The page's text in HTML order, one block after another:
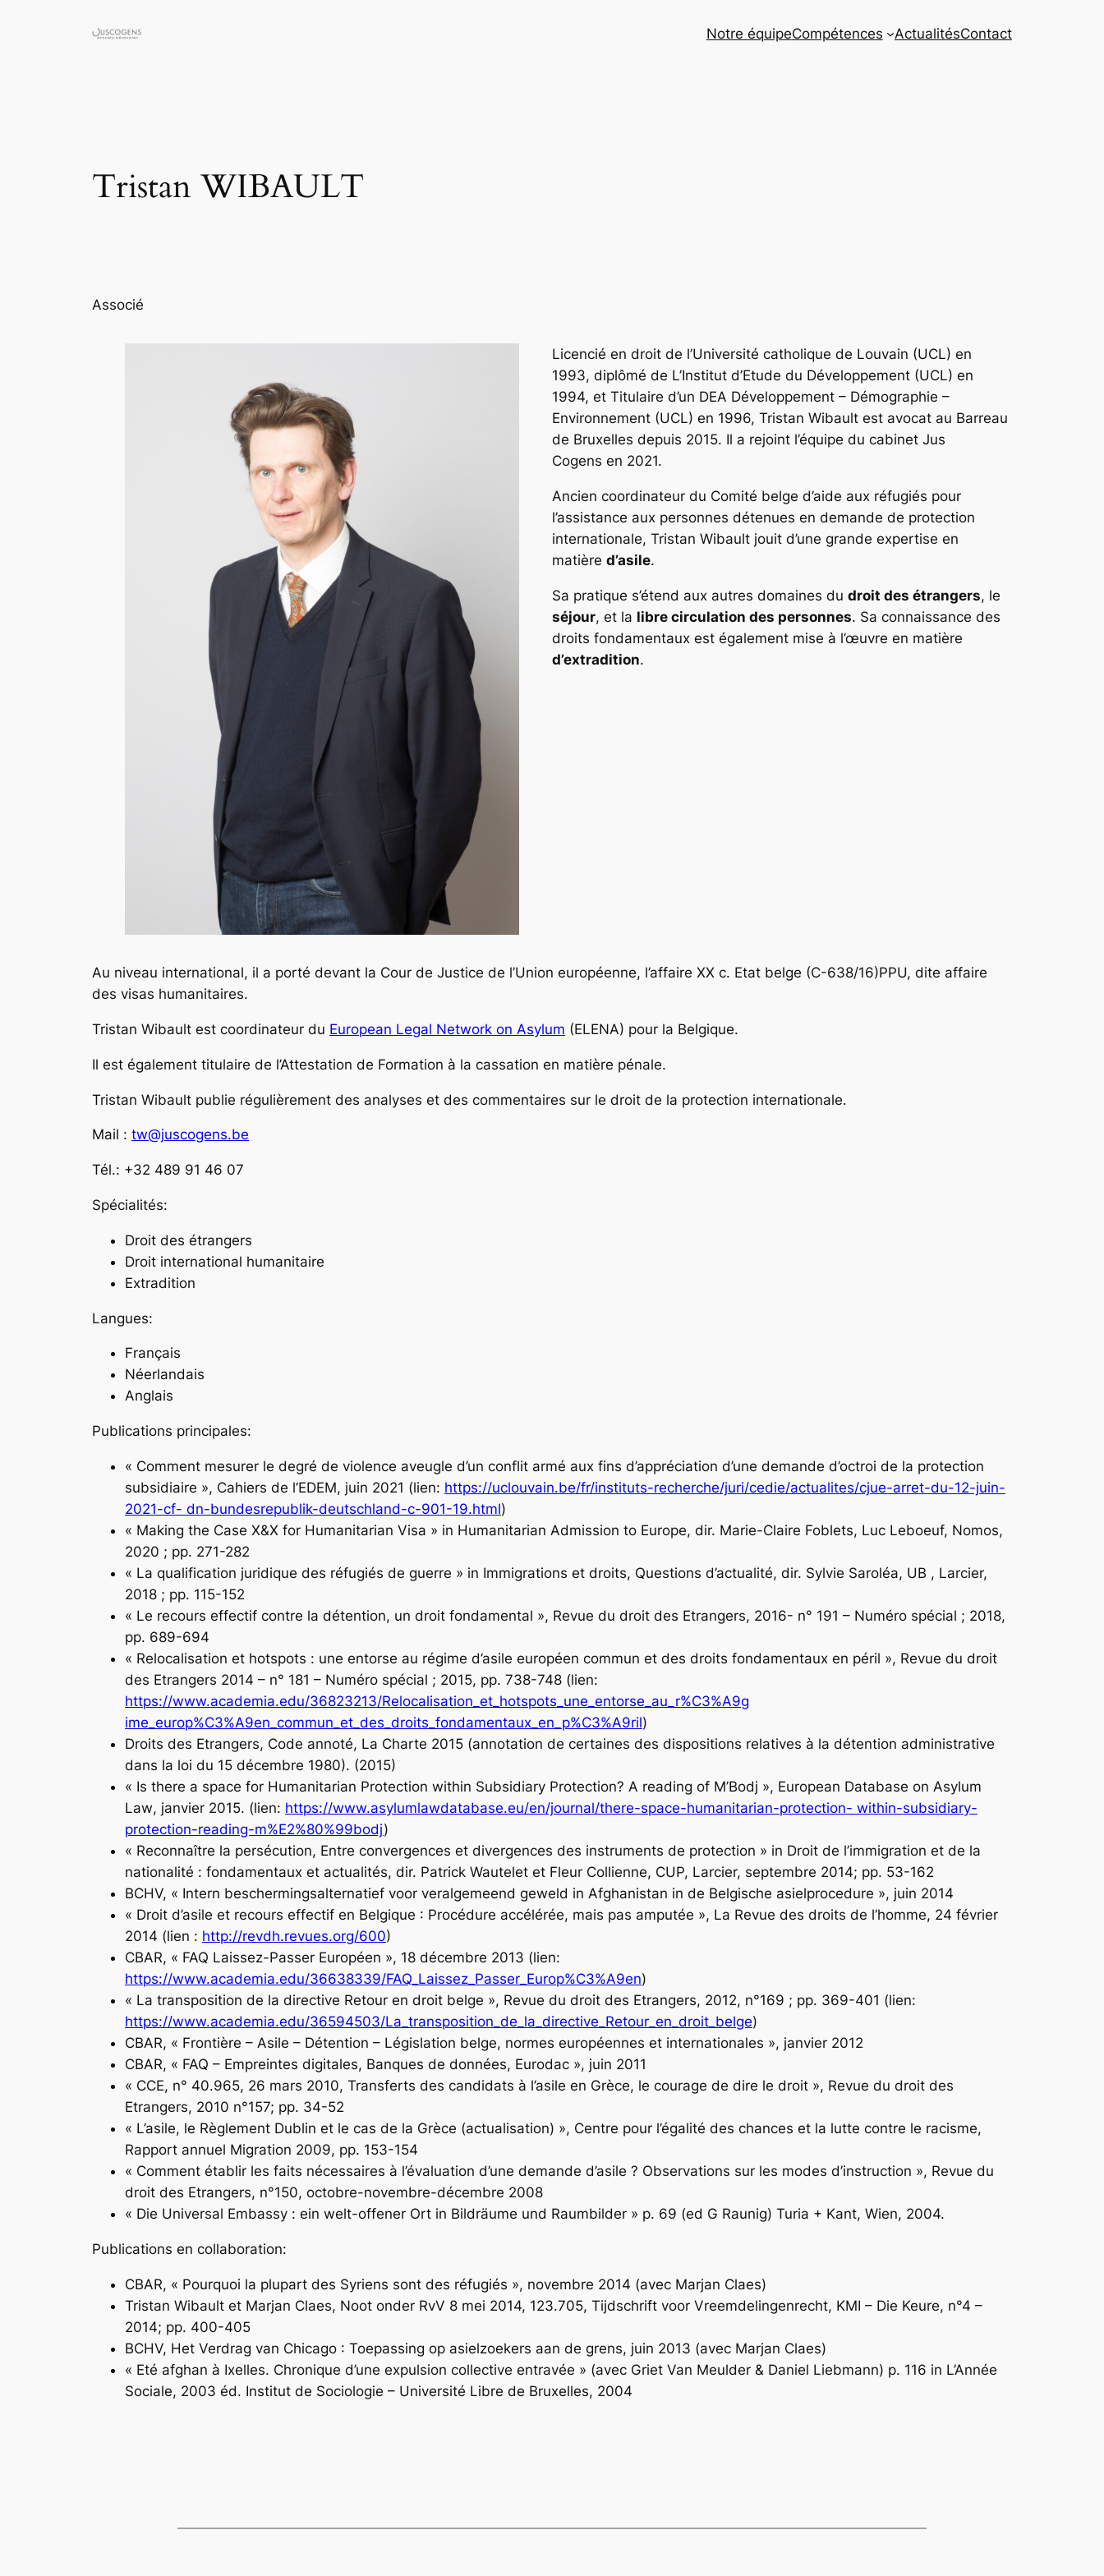
Notre équipeCompétences ActualitésContact
Tristan WIBAULT
Associé
Licencié en droit de l’Université catholique de Louvain (UCL) en
1993, diplômé de L’Institut d’Etude du Développement (UCL) en
1994, et Titulaire d’un DEA Développement – Démographie –
Environnement (UCL) en 1996, Tristan Wibault est avocat au Barreau
de Bruxelles depuis 2015. Il a rejoint l’équipe du cabinet Jus
Cogens en 2021.
Ancien coordinateur du Comité belge d’aide aux réfugiés pour
l’assistance aux personnes détenues en demande de protection
internationale, Tristan Wibault jouit d’une grande expertise en
matière d’asile.
Sa pratique s’étend aux autres domaines du droit des étrangers, le
séjour, et la libre circulation des personnes. Sa connaissance des
droits fondamentaux est également mise à l’œuvre en matière
d’extradition.
Au niveau international, il a porté devant la Cour de Justice de l’Union européenne, l’affaire XX c. Etat belge (C-638/16)PPU, dite affaire
des visas humanitaires.
Tristan Wibault est coordinateur du European Legal Network on Asylum (ELENA) pour la Belgique.
Il est également titulaire de l’Attestation de Formation à la cassation en matière pénale.
Tristan Wibault publie régulièrement des analyses et des commentaires sur le droit de la protection internationale.
Mail : tw@juscogens.be
Tél.: +32 489 91 46 07
Spécialités:
Droit des étrangers
Droit international humanitaire
Extradition
Langues:
Français
Néerlandais
Anglais
Publications principales:
« Comment mesurer le degré de violence aveugle d’un conflit armé aux fins d’appréciation d’une demande d’octroi de la protection
subsidiaire », Cahiers de l’EDEM, juin 2021 (lien: https://uclouvain.be/fr/instituts-recherche/juri/cedie/actualites/cjue-arret-du-12-juin-
2021-cf- dn-bundesrepublik-deutschland-c-901-19.html)
« Making the Case X&X for Humanitarian Visa » in Humanitarian Admission to Europe, dir. Marie-Claire Foblets, Luc Leboeuf, Nomos,
2020 ; pp. 271-282
« La qualification juridique des réfugiés de guerre » in Immigrations et droits, Questions d’actualité, dir. Sylvie Saroléa, UB , Larcier,
2018 ; pp. 115-152
« Le recours effectif contre la détention, un droit fondamental », Revue du droit des Etrangers, 2016- n° 191 – Numéro spécial ; 2018,
pp. 689-694
« Relocalisation et hotspots : une entorse au régime d’asile européen commun et des droits fondamentaux en péril », Revue du droit
des Etrangers 2014 – n° 181 – Numéro spécial ; 2015, pp. 738-748 (lien:
https://www.academia.edu/36823213/Relocalisation_et_hotspots_une_entorse_au_r%C3%A9g
ime_europ%C3%A9en_commun_et_des_droits_fondamentaux_en_p%C3%A9ril)
Droits des Etrangers, Code annoté, La Charte 2015 (annotation de certaines des dispositions relatives à la détention administrative
dans la loi du 15 décembre 1980). (2015)
« Is there a space for Humanitarian Protection within Subsidiary Protection? A reading of M’Bodj », European Database on Asylum
Law, janvier 2015. (lien: https://www.asylumlawdatabase.eu/en/journal/there-space-humanitarian-protection- within-subsidiary-
protection-reading-m%E2%80%99bodj)
« Reconnaître la persécution, Entre convergences et divergences des instruments de protection » in Droit de l’immigration et de la
nationalité : fondamentaux et actualités, dir. Patrick Wautelet et Fleur Collienne, CUP, Larcier, septembre 2014; pp. 53-162
BCHV, « Intern beschermingsalternatief voor veralgemeend geweld in Afghanistan in de Belgische asielprocedure », juin 2014
« Droit d’asile et recours effectif en Belgique : Procédure accélérée, mais pas amputée », La Revue des droits de l’homme, 24 février
2014 (lien : http://revdh.revues.org/600)
CBAR, « FAQ Laissez-Passer Européen », 18 décembre 2013 (lien:
https://www.academia.edu/36638339/FAQ_Laissez_Passer_Europ%C3%A9en)
« La transposition de la directive Retour en droit belge », Revue du droit des Etrangers, 2012, n°169 ; pp. 369-401 (lien:
https://www.academia.edu/36594503/La_transposition_de_la_directive_Retour_en_droit_belge)
CBAR, « Frontière – Asile – Détention – Législation belge, normes européennes et internationales », janvier 2012
CBAR, « FAQ – Empreintes digitales, Banques de données, Eurodac », juin 2011
« CCE, n° 40.965, 26 mars 2010, Transferts des candidats à l’asile en Grèce, le courage de dire le droit », Revue du droit des
Etrangers, 2010 n°157; pp. 34-52
« L’asile, le Règlement Dublin et le cas de la Grèce (actualisation) », Centre pour l’égalité des chances et la lutte contre le racisme,
Rapport annuel Migration 2009, pp. 153-154
« Comment établir les faits nécessaires à l’évaluation d’une demande d’asile ? Observations sur les modes d’instruction », Revue du
droit des Etrangers, n°150, octobre-novembre-décembre 2008
« Die Universal Embassy : ein welt-offener Ort in Bildräume und Raumbilder » p. 69 (ed G Raunig) Turia + Kant, Wien, 2004.
Publications en collaboration:
CBAR, « Pourquoi la plupart des Syriens sont des réfugiés », novembre 2014 (avec Marjan Claes)
Tristan Wibault et Marjan Claes, Noot onder RvV 8 mei 2014, 123.705, Tijdschrift voor Vreemdelingenrecht, KMI – Die Keure, n°4 –
2014; pp. 400-405
BCHV, Het Verdrag van Chicago : Toepassing op asielzoekers aan de grens, juin 2013 (avec Marjan Claes)
« Eté afghan à Ixelles. Chronique d’une expulsion collective entravée » (avec Griet Van Meulder & Daniel Liebmann) p. 116 in L’Année
Sociale, 2003 éd. Institut de Sociologie – Université Libre de Bruxelles, 2004